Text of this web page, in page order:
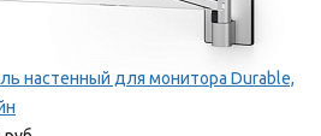
настенный для монитора Durable,